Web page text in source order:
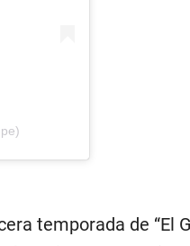
temporada de “El